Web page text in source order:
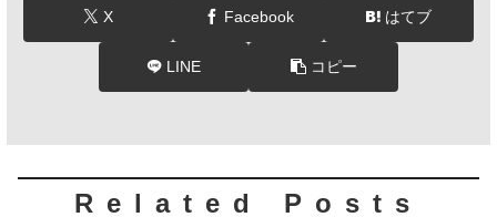
X Facebook はてブ
LINE コピー
Related Posts